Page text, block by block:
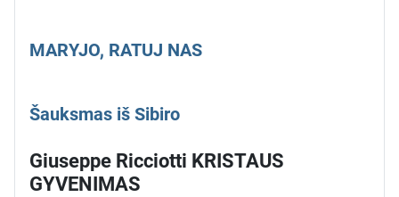
MARYJO, RATUJ NAS
Šauksmas iš Sibiro
Giuseppe Ricciotti KRISTAUS
GYVENIMAS